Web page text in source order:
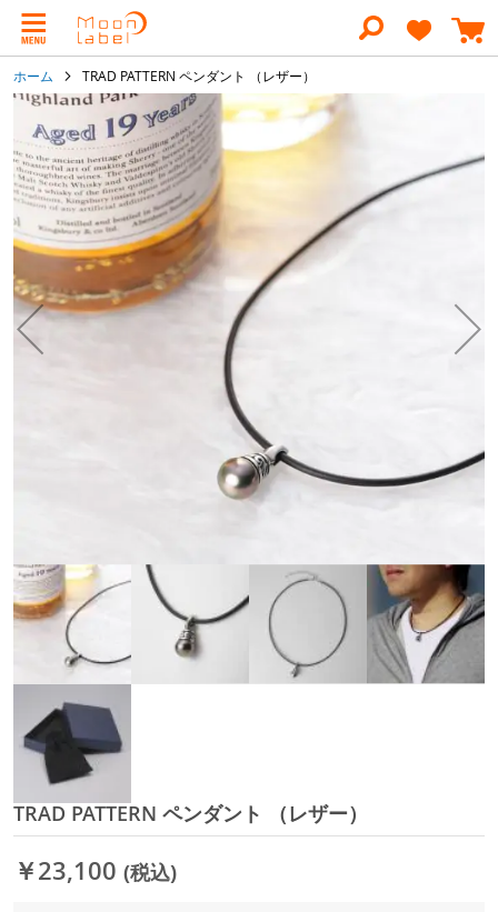
ン
ン
ッ
検
ホーム TRAD PATTERN ペンダント （レザー）
イ
ー
ジ
ギ
ャ
ラ
リ
ー
の
最
後
イ
メ
ー
ジ
TRAD PATTERN ペンダント （レザー）
￥23,100 (税込)